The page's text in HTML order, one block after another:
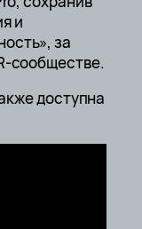
и
за
сообществе.
доступна